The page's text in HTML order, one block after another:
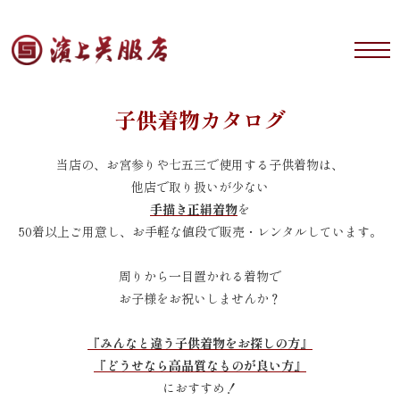
子供着物カタログ
当店の、お宮参りや七五三で使用する子供着物は、
他店で取り扱いが少ない
手描き正絹着物を
50着以上ご用意し、お手軽な値段で販売・レンタルしています。
周りから一目置かれる着物で
お子様をお祝いしませんか？
『みんなと違う子供着物をお探しの方』
『どうせなら高品質なものが良い方』
におすすめ！